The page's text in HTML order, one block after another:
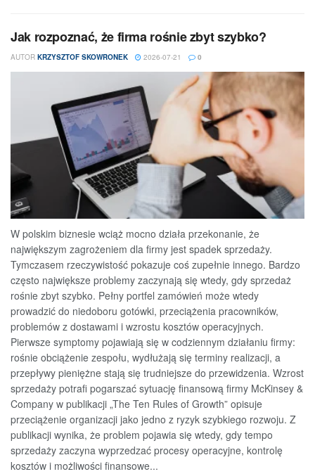
Jak rozpoznać, że firma rośnie zbyt szybko?
AUTOR KRZYSZTOF SKOWRONEK 2026-07-21 0
W polskim biznesie wciąż mocno działa przekonanie, że
największym zagrożeniem dla firmy jest spadek sprzedaży.
Tymczasem rzeczywistość pokazuje coś zupełnie innego. Bardzo
często największe problemy zaczynają się wtedy, gdy sprzedaż
rośnie zbyt szybko. Pełny portfel zamówień może wtedy
prowadzić do niedoboru gotówki, przeciążenia pracowników,
problemów z dostawami i wzrostu kosztów operacyjnych.
Pierwsze symptomy pojawiają się w codziennym działaniu firmy:
rośnie obciążenie zespołu, wydłużają się terminy realizacji, a
przepływy pieniężne stają się trudniejsze do przewidzenia. Wzrost
sprzedaży potrafi pogarszać sytuację finansową firmy McKinsey &
Company w publikacji „The Ten Rules of Growth” opisuje
przeciążenie organizacji jako jedno z ryzyk szybkiego rozwoju. Z
publikacji wynika, że problem pojawia się wtedy, gdy tempo
sprzedaży zaczyna wyprzedzać procesy operacyjne, kontrolę
kosztów i możliwości finansowe...